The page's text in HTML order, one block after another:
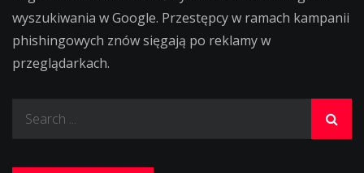
wyszukiwania w Google. Przestępcy w ramach kampanii
phishingowych znów sięgają po reklamy w
przeglądarkach.